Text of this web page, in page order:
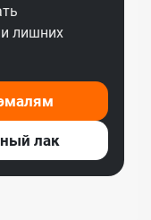
лишних
лак